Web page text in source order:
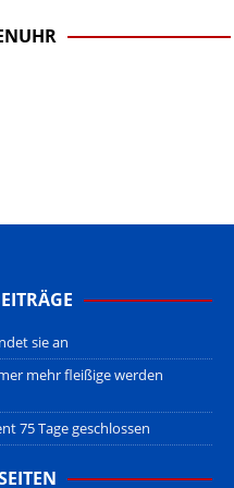
sie an
mehr fleißige werden
75 Tage geschlossen